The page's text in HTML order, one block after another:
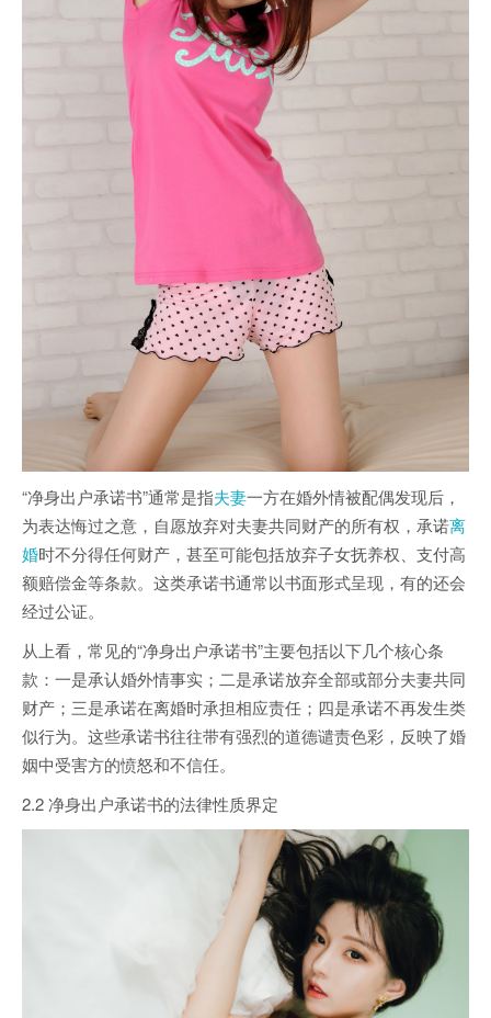
“净身出户承诺书”通常是指夫妻一方在婚外情被配偶发现后，
为表达悔过之意，自愿放弃对夫妻共同财产的所有权，承诺离
婚时不分得任何财产，甚至可能包括放弃子女抚养权、支付高
额赔偿金等条款。这类承诺书通常以书面形式呈现，有的还会
经过公证。
从上看，常见的“净身出户承诺书”主要包括以下几个核心条
款：一是承认婚外情事实；二是承诺放弃全部或部分夫妻共同
财产；三是承诺在离婚时承担相应责任；四是承诺不再发生类
似行为。这些承诺书往往带有强烈的道德谴责色彩，反映了婚
姻中受害方的愤怒和不信任。
2.2 净身出户承诺书的法律性质界定